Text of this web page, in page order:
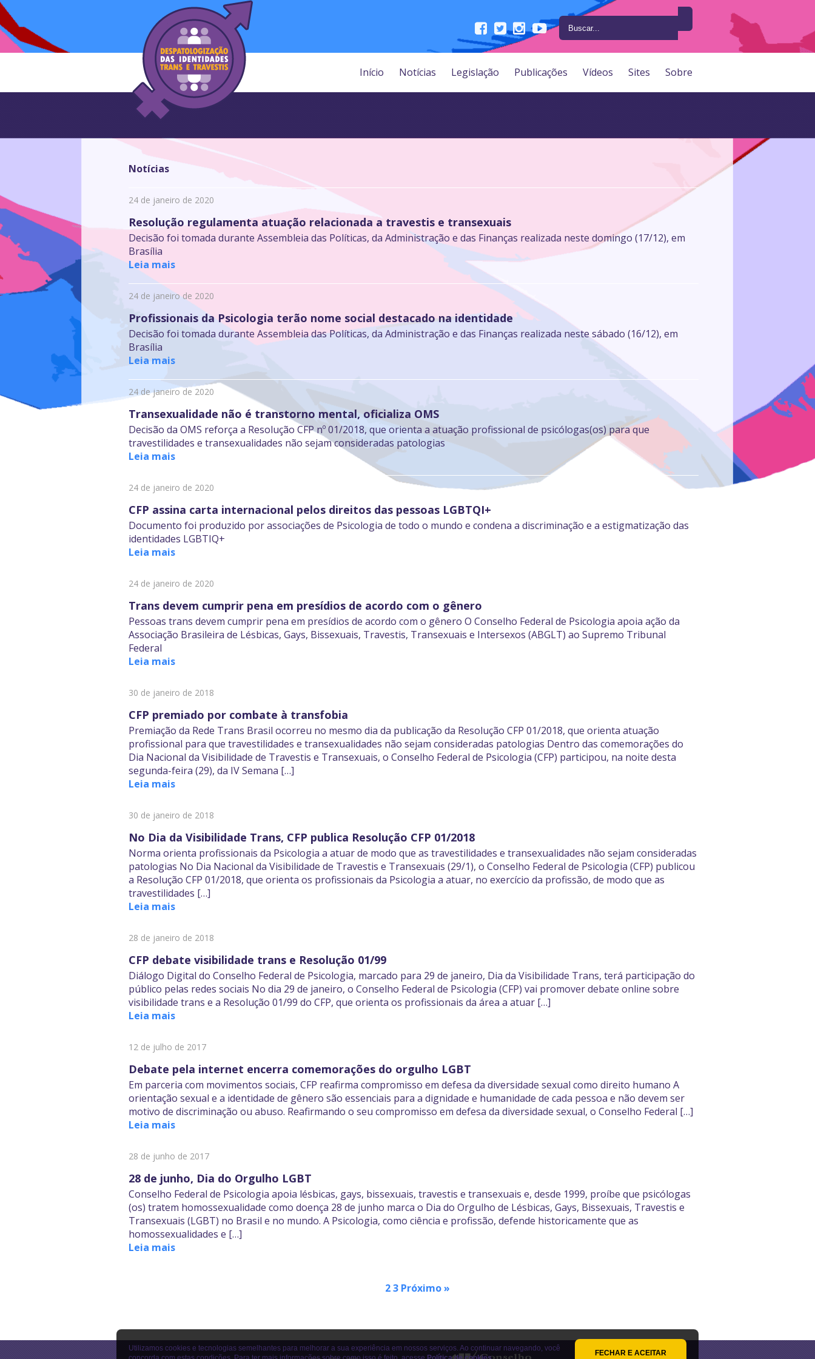
Início Notícias Legislação Publicações Vídeos Sites Sobre
Notícias
24 de janeiro de 2020
Resolução regulamenta atuação relacionada a travestis e transexuais
Decisão foi tomada durante Assembleia das Políticas, da Administração e das Finanças realizada neste domingo (17/12), em
Brasília
Leia mais
24 de janeiro de 2020
Profissionais da Psicologia terão nome social destacado na identidade
Decisão foi tomada durante Assembleia das Políticas, da Administração e das Finanças realizada neste sábado (16/12), em
Brasília
Leia mais
24 de janeiro de 2020
Transexualidade não é transtorno mental, oficializa OMS
Decisão da OMS reforça a Resolução CFP nº 01/2018, que orienta a atuação profissional de psicólogas(os) para que
travestilidades e transexualidades não sejam consideradas patologias
Leia mais
24 de janeiro de 2020
CFP assina carta internacional pelos direitos das pessoas LGBTQI+
Documento foi produzido por associações de Psicologia de todo o mundo e condena a discriminação e a estigmatização das
identidades LGBTIQ+
Leia mais
24 de janeiro de 2020
Trans devem cumprir pena em presídios de acordo com o gênero
Pessoas trans devem cumprir pena em presídios de acordo com o gênero O Conselho Federal de Psicologia apoia ação da
Associação Brasileira de Lésbicas, Gays, Bissexuais, Travestis, Transexuais e Intersexos (ABGLT) ao Supremo Tribunal
Federal
Leia mais
30 de janeiro de 2018
CFP premiado por combate à transfobia
Premiação da Rede Trans Brasil ocorreu no mesmo dia da publicação da Resolução CFP 01/2018, que orienta atuação
profissional para que travestilidades e transexualidades não sejam consideradas patologias Dentro das comemorações do
Dia Nacional da Visibilidade de Travestis e Transexuais, o Conselho Federal de Psicologia (CFP) participou, na noite desta
segunda-feira (29), da IV Semana […]
Leia mais
30 de janeiro de 2018
No Dia da Visibilidade Trans, CFP publica Resolução CFP 01/2018
Norma orienta profissionais da Psicologia a atuar de modo que as travestilidades e transexualidades não sejam consideradas
patologias No Dia Nacional da Visibilidade de Travestis e Transexuais (29/1), o Conselho Federal de Psicologia (CFP) publicou
a Resolução CFP 01/2018, que orienta os profissionais da Psicologia a atuar, no exercício da profissão, de modo que as
travestilidades […]
Leia mais
28 de janeiro de 2018
CFP debate visibilidade trans e Resolução 01/99
Diálogo Digital do Conselho Federal de Psicologia, marcado para 29 de janeiro, Dia da Visibilidade Trans, terá participação do
público pelas redes sociais No dia 29 de janeiro, o Conselho Federal de Psicologia (CFP) vai promover debate online sobre
visibilidade trans e a Resolução 01/99 do CFP, que orienta os profissionais da área a atuar […]
Leia mais
12 de julho de 2017
Debate pela internet encerra comemorações do orgulho LGBT
Em parceria com movimentos sociais, CFP reafirma compromisso em defesa da diversidade sexual como direito humano A
orientação sexual e a identidade de gênero são essenciais para a dignidade e humanidade de cada pessoa e não devem ser
motivo de discriminação ou abuso. Reafirmando o seu compromisso em defesa da diversidade sexual, o Conselho Federal […]
Leia mais
28 de junho de 2017
28 de junho, Dia do Orgulho LGBT
Conselho Federal de Psicologia apoia lésbicas, gays, bissexuais, travestis e transexuais e, desde 1999, proíbe que psicólogas
(os) tratem homossexualidade como doença 28 de junho marca o Dia do Orgulho de Lésbicas, Gays, Bissexuais, Travestis e
Transexuais (LGBT) no Brasil e no mundo. A Psicologia, como ciência e profissão, defende historicamente que as
homossexualidades e […]
Leia mais
23 Próximo »
Utilizamos cookies e tecnologias semelhantes para melhorar a sua experiência em nossos serviços. Ao continuar navegando, você
FECHAR E ACEITAR